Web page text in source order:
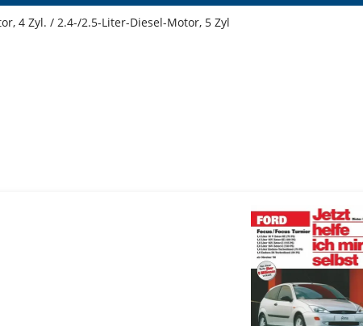
4 Zyl. / 2.4-/2.5-Liter-Diesel-Motor, 5 Zyl